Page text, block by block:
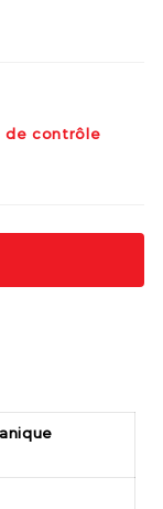
de contrôle